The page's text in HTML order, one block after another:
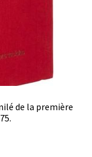
de la première